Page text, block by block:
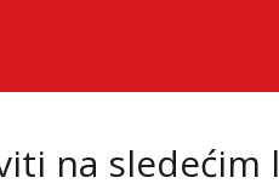
na sledećim